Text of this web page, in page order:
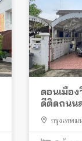
ดอนเมือ
ดีติดถนน
สนามบินด
กรุงเทพม
ประภา , สีกัน ,